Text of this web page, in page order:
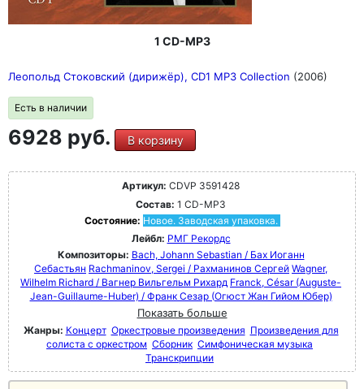
1 CD-MP3
Леопольд Стоковский (дирижёр), CD1 MP3 Collection (2006)
Есть в наличии
6928 руб. В корзину
Артикул: CDVP 3591428
Состав: 1 CD-MP3
Состояние: Новое. Заводская упаковка.
Лейбл: РМГ Рекордс
Композиторы: Bach, Johann Sebastian / Бах Иоганн
Себастьян Rachmaninov, Sergei / Рахманинов Сергей Wagner,
Wilhelm Richard / Вагнер Вильгельм Рихард Franck, César (Auguste-
Jean-Guillaume-Huber) / Франк Сезар (Огюст Жан Гийом Юбер)
Показать больше
Жанры: Концерт Оркестровые произведения Произведения для
солиста с оркестром Сборник Симфоническая музыка
Транскрипции